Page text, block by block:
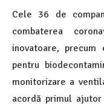
Cele 36 de
combaterea
inovatoare,
pentru
monitorizare a
acordă primul